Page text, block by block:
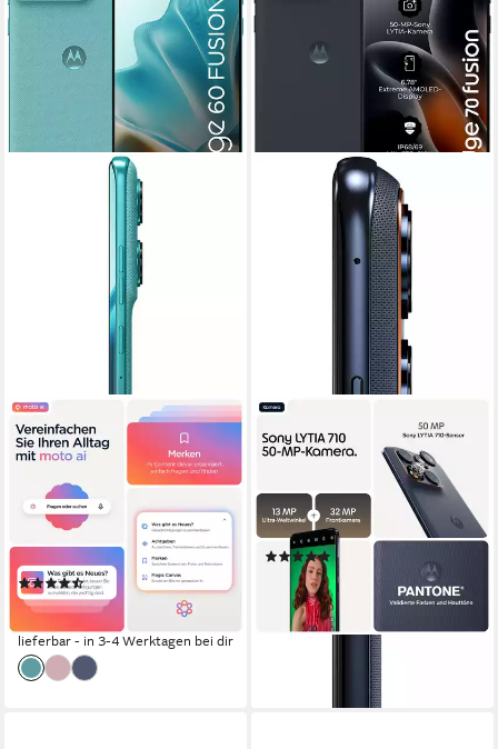
MOTOROLA
Edge 60 Fusion 256GB
16,94 cm/6,67 Zoll
256 GB Speicherkapazität
Produktdatenblatt
(57)
328,04 €
mtl. in 24 Raten
lieferbar - in 3-4 Werktagen bei dir
edge 70 fusion Smartphone
Bildschirmdiagonale
256 GB Speicherkapazität
50 MP
Kamera
Produktdatenblatt
(5)
370,77 € UVP
18,42 €mtl. in 24 Raten
-12%
lieferbar - in 3-4 Werktagen bei dir